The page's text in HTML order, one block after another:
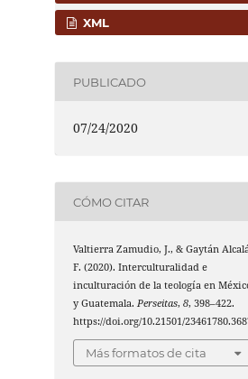
XML
PUBLICADO
07/24/2020
CÓMO CITAR
Valtierra Zamudio, J., & Gaytán
F. (2020). Interculturalidad e
inculturación de la teología en
y Guatemala. Perseitas,8, 398–422.
https://doi.org/10.21501/
Más formatos de cita